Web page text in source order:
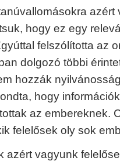
azért
hogy ez egy
felszólította az
dolgozó többi
hozzák
hogy
az embereknek.
felelősek oly sok
azért vagyunk